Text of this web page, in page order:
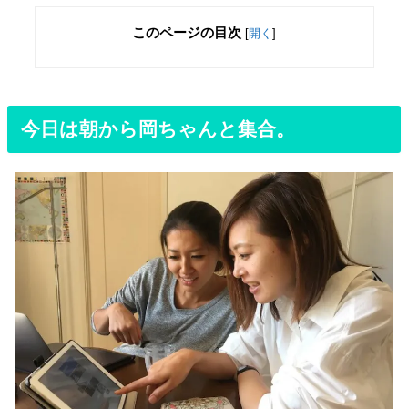
このページの目次 [開く ]
今日は朝から岡ちゃんと集合。